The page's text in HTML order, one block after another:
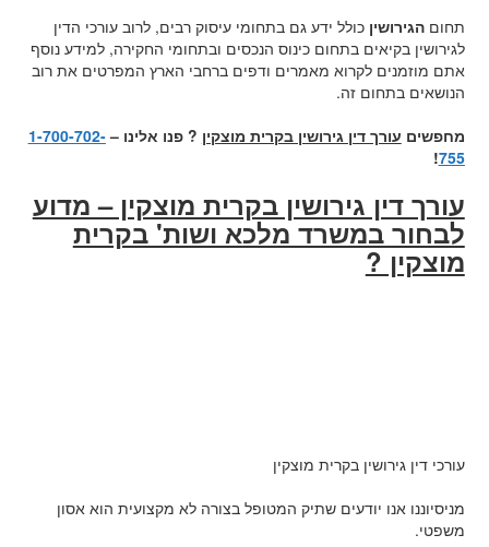
תחוםהגירושין כולל ידע גם בתחומי עיסוק רבים, לרוב עורכי הדין
לגירושין בקיאים בתחום כינוס הנכסים ובתחומי החקירה, למידע נוסף
אתם מוזמנים לקרוא מאמרים ודפים ברחבי הארץ המפרטים את רוב
הנושאים בתחום זה.
מחפשים עורך דין גירושין בקרית מוצקין ? פנו אלינו –1-700-702-
755
!
עורך דין גירושין בקרית מוצקין – מדוע
לבחור במשרד מלכא ושות' בקרית
מוצקין ?
עורכי דין גירושין בקרית מוצקין
מניסיוננו אנו יודעים שתיק המטופל בצורה לא מקצועית הוא אסון
משפטי.